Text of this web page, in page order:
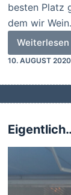
besten Platz
dem wir
Weiterlesen
Der
beste
10. AUGUST 2020